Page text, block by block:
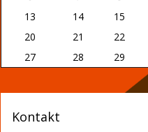
13
14 15
20
21 22
27
28 29
Kontakt